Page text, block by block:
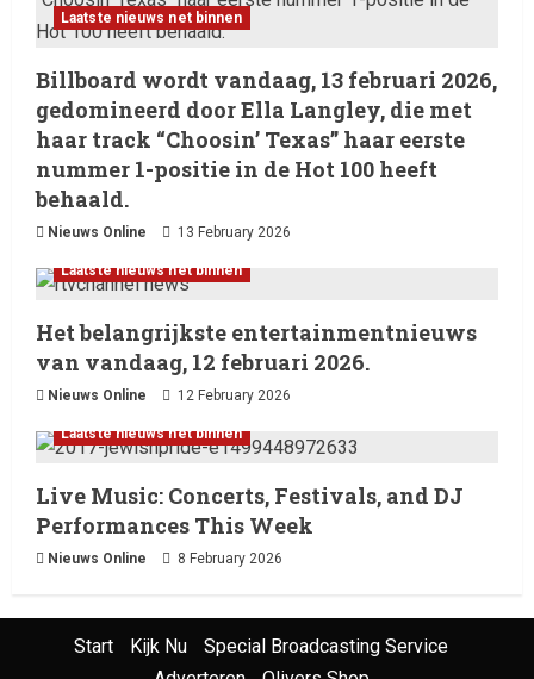
Laatste nieuws net binnen
Billboard wordt vandaag, 13 februari 2026,
gedomineerd door Ella Langley, die met
haar track “Choosin’ Texas” haar eerste
nummer 1-positie in de Hot 100 heeft
behaald.
Nieuws Online 13 February 2026
Laatste nieuws net binnen
Het belangrijkste entertainmentnieuws
van vandaag, 12 februari 2026.
Nieuws Online 12 February 2026
Laatste nieuws net binnen
Live Music: Concerts, Festivals, and DJ
Performances This Week
Nieuws Online 8 February 2026
Start Kijk Nu
Special Broadcasting Service